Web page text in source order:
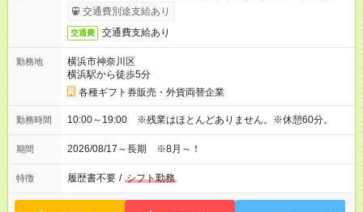
交通費別途支給あり
交通費 交通費支給あり
勤務地
横浜市神奈川区
横浜駅から徒歩5分
各種ギフト券販売・外貨両替企業
勤務時間 10:00～19:00 ※残業はほとんどありません。※休憩60分。
期間 2026/08/17～長期 ※8月～！
特徴 履歴書不要 / シフト勤務